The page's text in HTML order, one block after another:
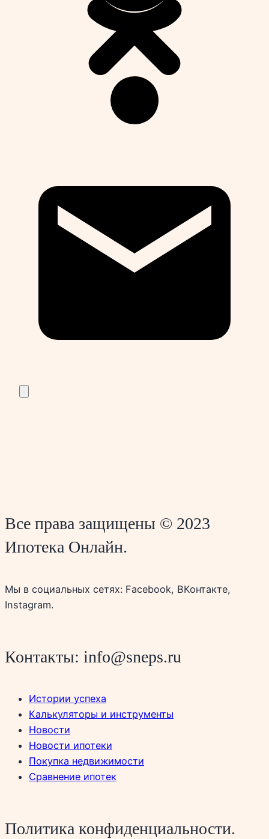
Все права защищены © 2023
Ипотека Онлайн.
Мы в социальных сетях: Facebook, ВКонтакте,
Instagram.
Контакты: info@sneps.ru
Истории успеха
Калькуляторы и инструменты
Новости
Новости ипотеки
Покупка недвижимости
Сравнение ипотек
Политика конфиденциальности.